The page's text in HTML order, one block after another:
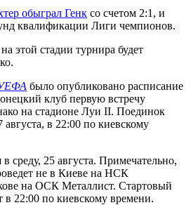
обыграл Генк со счетом 2:1, и
квалификации Лиги чемпионов.
этой стадии турнира будет
было опубликовано расписание
клуб первую встречу
на стадионе Луи II. Поединок
августа, в 22:00 по киевскому
среду, 25 августа. Примечательно,
не в Киеве на НСК
на ОСК Металлист. Стартовый
в 22:00 по киевскому времени.